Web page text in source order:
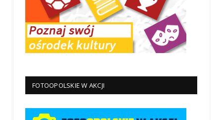
FOTOOPOLSKIE W AKCJI